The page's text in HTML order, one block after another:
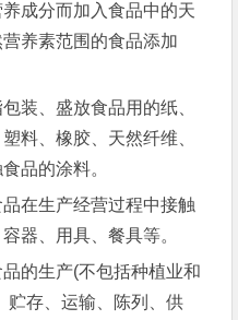
成分而加入食品中的天
养素范围的食品添加
装、盛放食品用的纸、
料、橡胶、天然纤维、
品的涂料。
在生产经营过程中接触
器、用具、餐具等。
的生产(不包括种植业和
贮存、运输、陈列、供